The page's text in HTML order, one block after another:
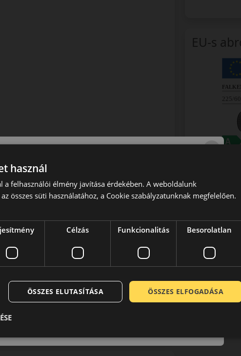
Gumiipari Vállalat. A cég elsődleges
Sumitomo gumiabroncsokat új név alatt, a hazai
autógumiijaikat, és komoly elismerést vívtak
tört, és beindította a Falken abroncsok
elismert japán precizitásnak
minőséget, és teljesítményt nyújtanak.
a Falken gumik valódi versenytársai nem a
Michelin, Bridgestone, Dunlop, Pirelli). A Falken
választás a közép kategóriában magasabb
A nagy teljesítményű sport autók, luxus
EU-s
jellegűek.
címkével
használ
a felhasználói élmény javítása érdekében. A weboldalunk
összes süti használatához, a Cookie szabályzatunknak megfelelően.
Célzás Funkcionalitás Besorolatlan
ÖSSZES ELFOGADÁSA
ÖSSZES ELUTASÍTÁSA